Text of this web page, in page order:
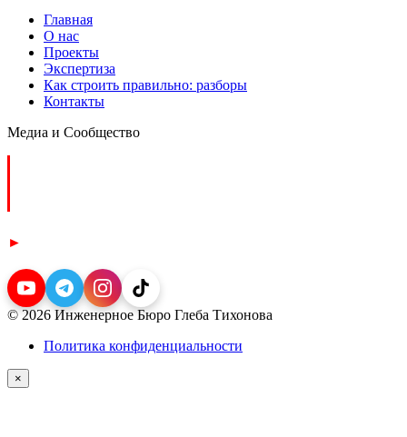
Главная
О нас
Проекты
Экспертиза
Как строить правильно: разборы
Контакты
Медиа и Сообщество
►
© 2026 Инженерное Бюро Глеба Тихонова
Политика конфиденциальности
×